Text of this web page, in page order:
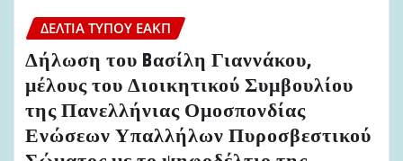
ΔΕΛΤΊΑ ΤΎΠΟΥ ΕΑΚΠ
Δήλωση του Bασίλη Γιαννάκου,
μέλους του Διοικητικού Συμβουλίου
της Πανελλήνιας Ομοσπονδίας
Ενώσεων Υπαλλήλων Πυροσβεστικού